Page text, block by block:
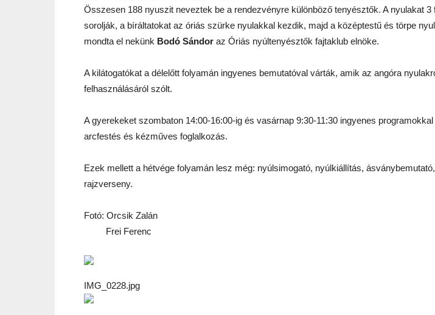
Összesen 188 nyuszit neveztek be a rendezvényre különböző tenyésztők. A nyulakat 3
sorolják, a bíráltatokat az óriás szürke nyulakkal kezdik, majd a középtestű és törpe
mondta el nekünk Bodó Sándor az Óriás nyúltenyésztők fajtaklub elnöke.
A kilátogatókat a délelőtt folyamán ingyenes bemutatóval várták, amik az angóra
felhasználásáról szólt.
A gyerekeket szombaton 14:00-16:00-ig és vasárnap 9:30-11:30 ingyenes
arcfestés és kézműves foglalkozás.
Ezek mellett a hétvége folyamán lesz még: nyúlsimogató, nyúlkiállítás,
rajzverseny.
Fotó: Orcsik Zalán
Frei Ferenc
IMG_0228.jpg